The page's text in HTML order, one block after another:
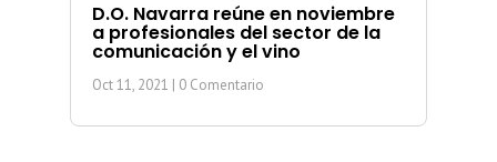
D.O. Navarra reúne en noviembre
a profesionales del sector de la
comunicación y el vino
Oct 11, 2021 | 0 Comentario